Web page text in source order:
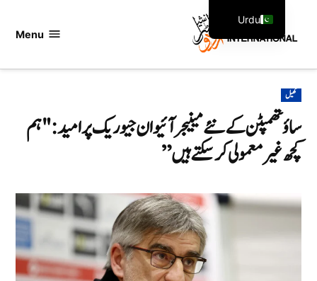
Menu
POSTED
IN
کھیل
ساؤتھمپٹن کے نئے مینیجر آئیوان جیوریک پر امید: "ہم
کچھ غیر معمولی کر سکتے ہیں”
Urdu
English